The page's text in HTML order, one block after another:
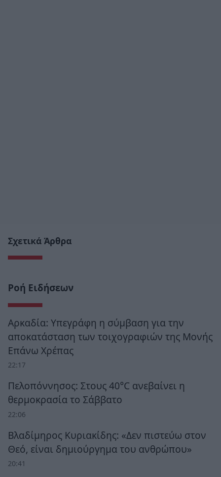
Σχετικά Άρθρα
Ροή Ειδήσεων
Αρκαδία: Υπεγράφη η σύμβαση για την
αποκατάσταση των τοιχογραφιών της Μονής
Επάνω Χρέπας
22:17
Πελοπόννησος: Στους 40°C ανεβαίνει η
θερμοκρασία το Σάββατο
22:06
Βλαδίμηρος Κυριακίδης: «Δεν πιστεύω στον
Θεό, είναι δημιούργημα του ανθρώπου»
20:41